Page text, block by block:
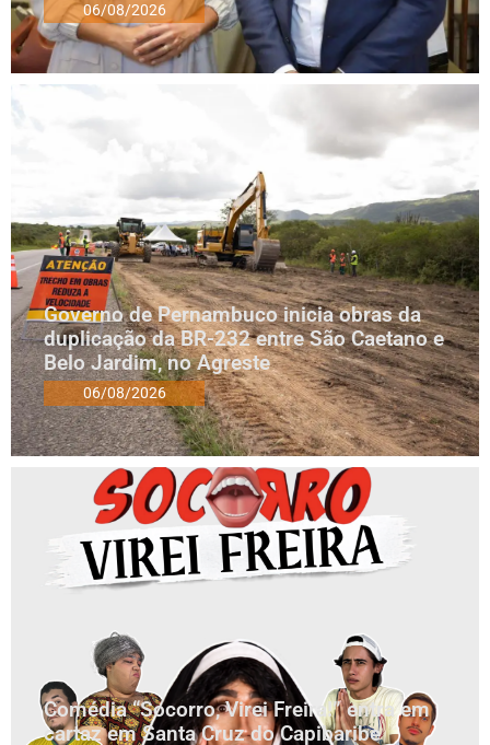
06/08/2026
Governo de Pernambuco inicia obras da
duplicação da BR-232 entre São Caetano e
Belo Jardim, no Agreste
06/08/2026
Comédia “Socorro, Virei Freira!” entra em
cartaz em Santa Cruz do Capibaribe